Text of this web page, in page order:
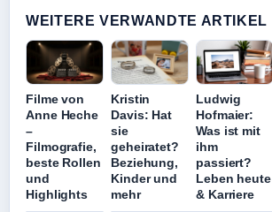
WEITERE VERWANDTE ARTIKEL
Filme von
Anne Heche
–
Filmografie,
beste Rollen
und
Highlights
Kristin
Davis: Hat
sie
geheiratet?
Beziehung,
Kinder und
mehr
Ludwig
Hofmaier:
Was ist mit
ihm
passiert?
Leben heute
& Karriere